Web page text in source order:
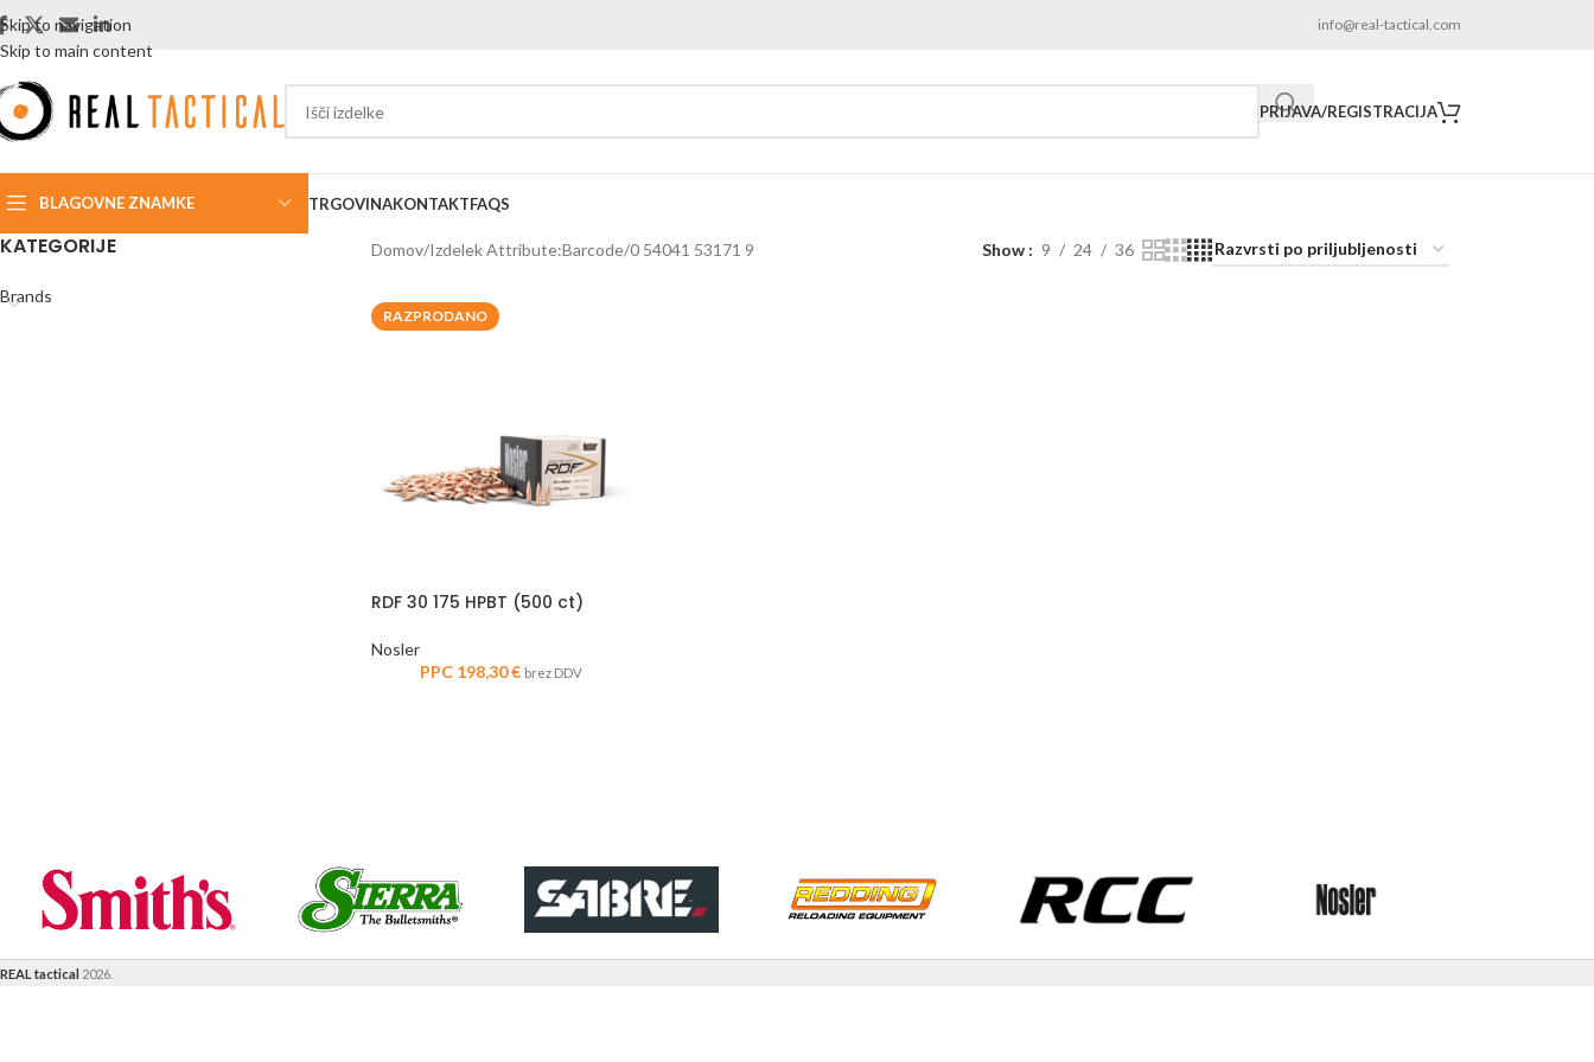
Skip to navigation
Skip to main content
info@real-tactical.com
PRIJAVA/REGISTRACIJA
BLAGOVNE ZNAMKE TRGOVINAKONTAKTFAQS
KATEGORIJE
Brands
Domov Izdelek Attribute:Barcode 0 54041 53171 9 Show 9 24 36
RAZPRODANO
RDF 30 175 HPBT (500 ct)
Nosler
PPC 198,30€ brez DDV
REAL tactical 2026.